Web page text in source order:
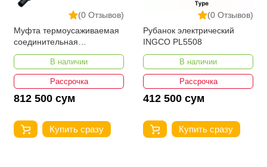
(0 Отзывов)
Муфта термоусаживаемая
соединительная
3СТп-10У-35...50
В наличии
Рассрочка
812 500 сум
Купить сразу
(0 Отзывов)
Рубанок электрический
INGCO PL5508
В наличии
Рассрочка
412 500 сум
Купить сразу